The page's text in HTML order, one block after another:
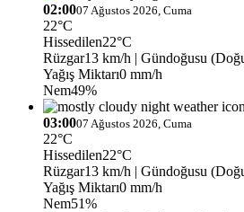
02:0007 Ağustos 2026, Cuma
22°C
Hissedilen22°C
Rüzgar13 km/h | Gündoğusu
Yağış Miktarı0 mm/h
Nem49%
03:0007 Ağustos 2026, Cuma
22°C
Hissedilen22°C
Rüzgar13 km/h | Gündoğusu
Yağış Miktarı0 mm/h
Nem51%